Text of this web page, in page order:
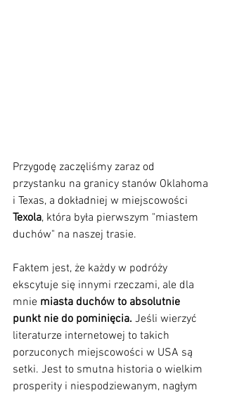
Przygodę zaczęliśmy zaraz od
przystanku na granicy stanów Oklahoma
i Texas, a dokładniej w miejscowości
Texola, która była pierwszym "miastem
duchów" na naszej trasie.
Faktem jest, że każdy w podróży
ekscytuje się innymi rzeczami, ale dla
mnie miasta duchów to absolutnie
punkt nie do pominięcia. Jeśli wierzyć
literaturze internetowej to takich
porzuconych miejscowości w USA są
setki. Jest to smutna historia o wielkim
prosperity i niespodziewanym, nagłym